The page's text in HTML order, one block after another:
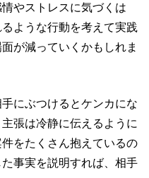
やストレスに気づくは
ような行動を考えて実践
が減っていくかもしれま
にぶつけるとケンカにな
張は冷静に伝えるように
をたくさん抱えているの
事実を説明すれば、相手